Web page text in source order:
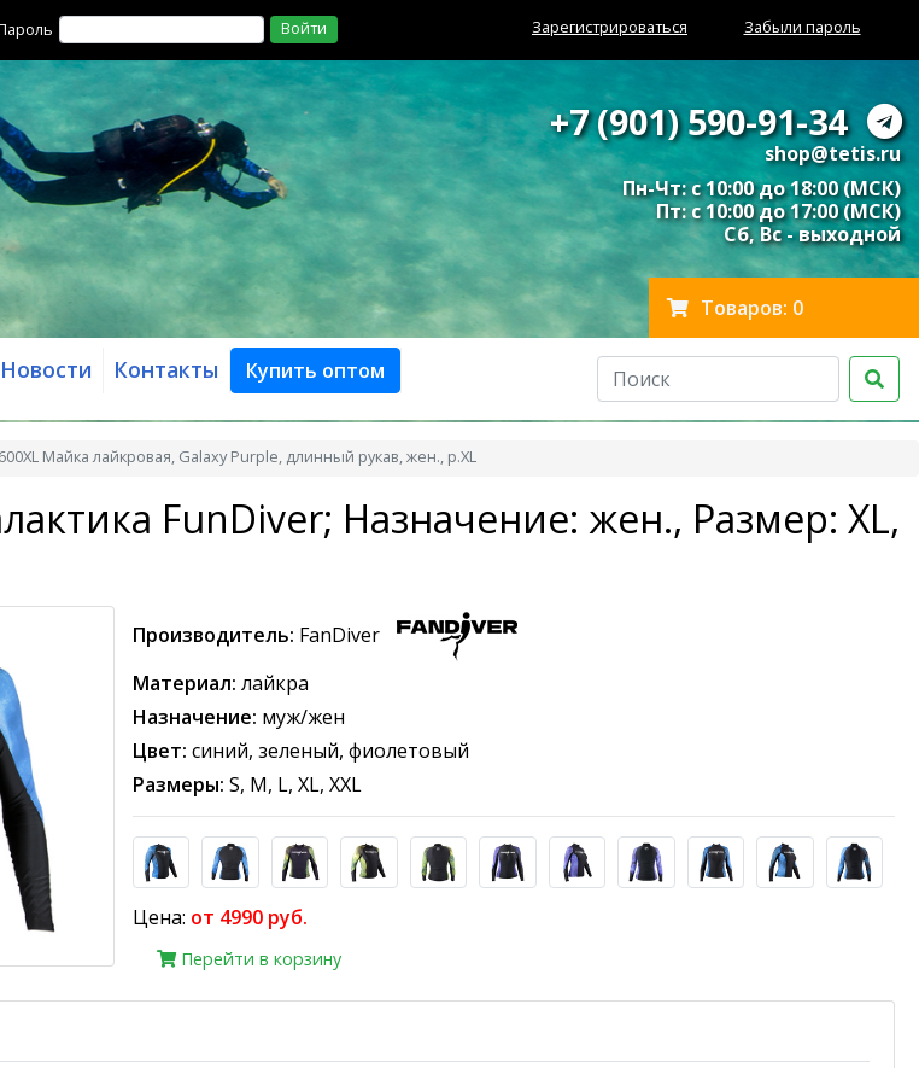
Войти Зарегистрироваться Забыли пароль
+7 (901) 590-91-34
shop@tetis.ru
Пн-Чт: с 10:00 до 18:00 (МСК)
Пт: с 10:00 до 17:00 (МСК)
Сб, Вс - выходной
Товаров: 0
Новости Контакты Купить оптом
Майка лайкровая, Galaxy Purple, длинный рукав, жен., р.XL
FunDiver; Назначение: жен., Размер: XL,
Производитель: FanDiver
Материал: лайкра
Назначение: муж/жен
Цвет: синий, зеленый, фиолетовый
Размеры: S, M, L, XL, XXL
Цена: от 4990 руб.
Перейти в корзину